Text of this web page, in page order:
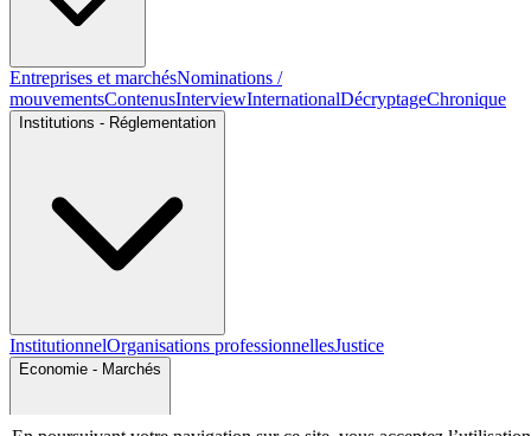
Entreprises et marchésNominations /
mouvementsContenusInterviewInternationalDécryptageChronique
Institutions - Réglementation
InstitutionnelOrganisations professionnellesJustice
Economie - Marchés